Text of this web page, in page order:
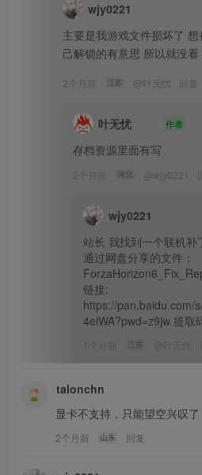
wjy0221
主要是我游戏文件损坏了
己解锁的有意思 所以就没
2个月前 江苏 @ 叶无忧 回复
叶无忧 作者
存档资源里面有写
2个月前 河北 @wjy0221
wjy0221
站长 我找到一个联机补
通过网盘分享的文件：
链接:
https://pan.baidu.com/
4elWA?pwd=z9jw 提取
1个月前 江苏
talonchn
显卡不支持，只能望空兴叹了
2个月前 山东 回复